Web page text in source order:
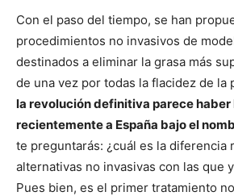
Con el paso del tiempo, se han
procedimientos no invasivos de
destinados a eliminar la grasa más
de una vez por todas la flacidez de la
la revolución definitiva parece
recientemente a España bajo el
te preguntarás: ¿cuál es la diferencia
alternativas no invasivas con las que
Pues bien, es el primer tratamiento